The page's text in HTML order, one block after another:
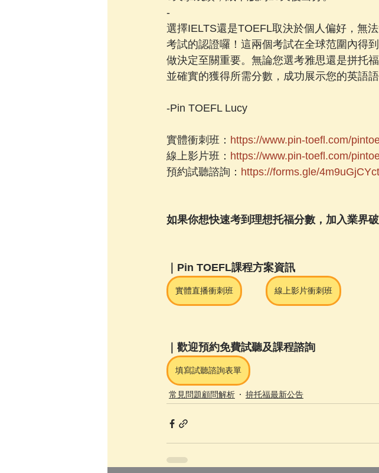
-
選擇IELTS還是TOEFL取決於個人偏好，無
考試的認證囉！這兩個考試在全球范圍內得
做決定至關重要。無論您選考雅思還是拼托
並確實的獲得所需分數，成功展示您的英語語
-Pin TOEFL Lucy
實體衝刺班： https://www.pin-toefl.com/
線上影片班： https://www.pin-toefl.com/
預約試聽諮詢： https://forms.gle/
如果你想快速考到理想托福分數，加入業界
｜Pin TOEFL課程方案資訊
實體直播衝刺班 線上影片衝刺班
｜歡迎預約免費試聽及課程諮詢
填寫試聽諮詢表單
常見問題顧問解析 拚托福最新公告